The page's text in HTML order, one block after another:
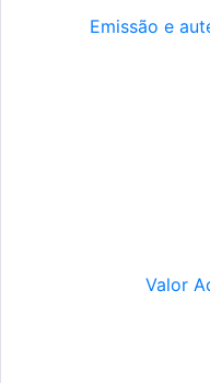
Emissão e
Valor